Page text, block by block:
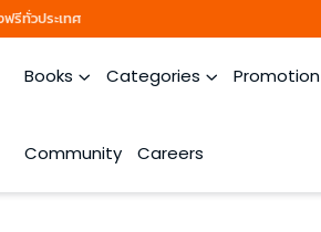
รีทั่วประเทศ
Books Categories Promotion
Community Careers